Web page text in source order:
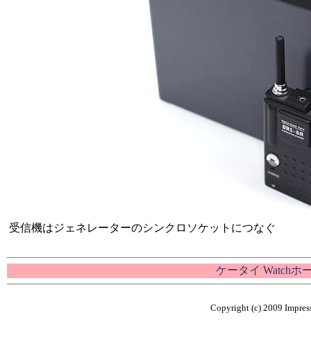
受信機はジェネレーターのシンクロソケットにつなぐ
ケータイ Watchホ
Copyright (c) 2009